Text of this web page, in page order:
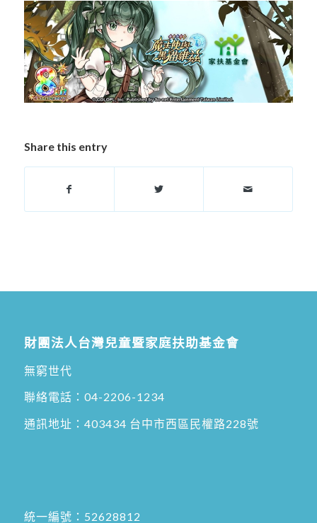
Share this entry
財團法人台灣兒童暨家庭扶助基金會
無窮世代
聯絡電話： 04-2206-1234
通訊地址： 403434 台中市西區民權路228號
統一編號：52628812